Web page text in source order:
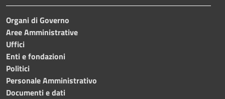
Organi di Governo
Aree Amministrative
Uffici
Enti e fondazioni
Politici
Personale Amministrativo
Documenti e dati